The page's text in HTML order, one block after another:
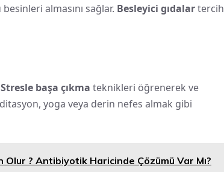
almasını sağlar. Besleyici gıdalartercih
Stresle başa çıkma teknikleri öğrenerek ve
yoga veya derin nefes almak gibi
Olur ? Antibiyotik Haricinde Çözümü Var Mı?